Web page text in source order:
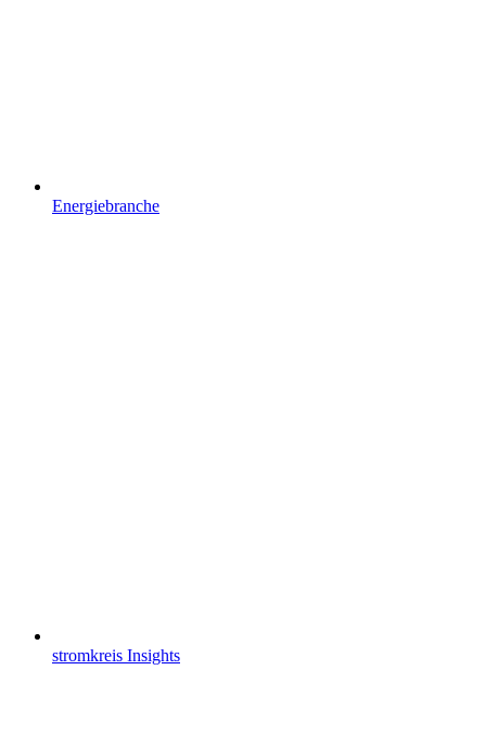
Energiebranche
stromkreis Insights